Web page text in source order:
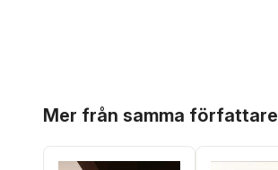
Mer från samma författare